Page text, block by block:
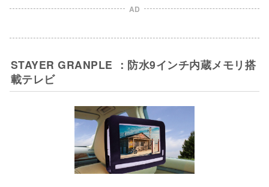
AD
STAYER GRANPLE ：防水9インチ内蔵メモリ搭
載テレビ